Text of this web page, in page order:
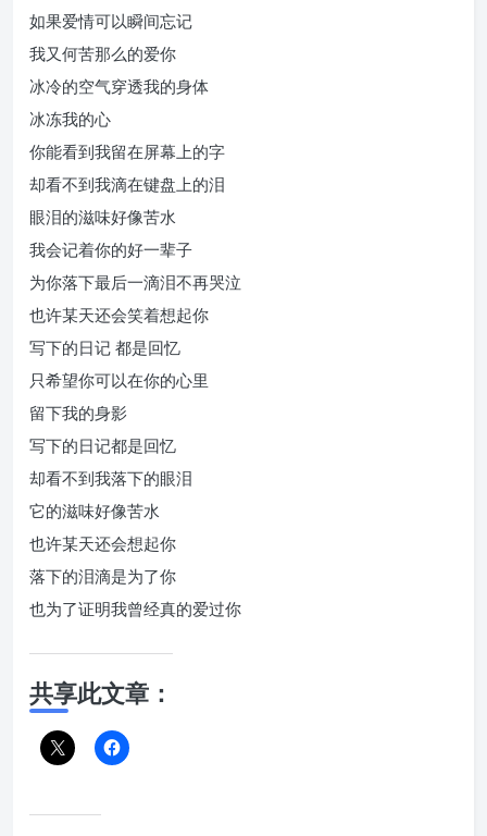
如果爱情可以瞬间忘记
我又何苦那么的爱你
冰冷的空气穿透我的身体
冰冻我的心
你能看到我留在屏幕上的字
却看不到我滴在键盘上的泪
眼泪的滋味好像苦水
我会记着你的好一辈子
为你落下最后一滴泪不再哭泣
也许某天还会笑着想起你
写下的日记 都是回忆
只希望你可以在你的心里
留下我的身影
写下的日记都是回忆
却看不到我落下的眼泪
它的滋味好像苦水
也许某天还会想起你
落下的泪滴是为了你
也为了证明我曾经真的爱过你
共享此文章：